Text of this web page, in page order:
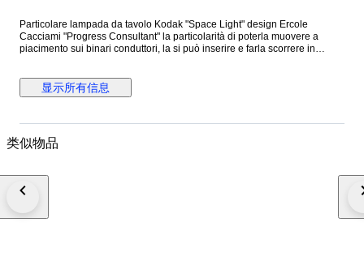
Particolare lampada da tavolo Kodak "Space Light" design Ercole
Cacciami "Progress Consultant" la particolarità di poterla muovere a
piacimento sui binari conduttori, la si può inserire e farla scorrere in
plastica a piacere e fantasia propria si può creare un'atmosfera unica per
il tuo esclusivo ambiente, autentica anni 80 nuova mai utilizzata ancora
dimostrative di un'altra lampada uguale di mia proprietà. Dimensioni circa
internamente rivestito in pluribol per evitare danni alla merce durante il
显示所有信息
类似物品